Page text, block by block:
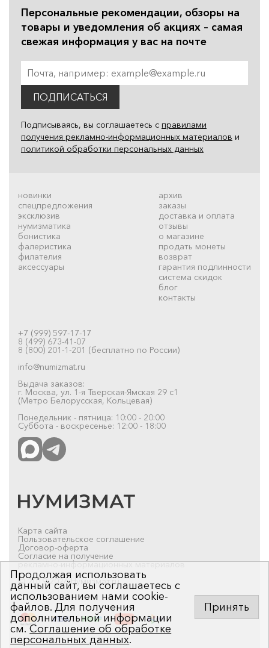
Персональные рекомендации, обзоры на
товары и уведомления об акциях – самая
свежая информация у вас на почте
ПОДПИСАТЬСЯ
Подписываясь, вы соглашаетесь с правилами
получения рекламно-информационных материалов и
политикой обработки персональных данных
новинки
спецпредложения
эксклюзив
нумизматика
бонистика
фалеристика
филателия
аксессуары
архив
заказы
доставка и оплата
отзывы
о магазине
продать монеты
возврат
гарантия подлинности
система скидок
блог
контакты
+7 (999) 597-17-17
8 (499) 673-41-07
8 (800) 201-1-201 (бесплатно по России)
info@numizmat.ru
Выдача заказов:
г. Москва, ул. 1-я Тверская-Ямская 29 с1
(Метро Белорусская, Кольцевая)
Понедельник - пятница: 10:00 - 20:00
Суббота - воскресенье: 12:00 - 18:00
Карта сайта
Пользовательское соглашение
Договор-оферта
Согласие на получение
рекламно-информационных материалов
© 2019-2026 Нумизмат.ru
Продолжая использовать
данный сайт, вы соглашаетесь с
использованием нами cookie-
файлов. Для получения
дополнительной информации
см.Соглашение об обработке
персональных данных.
Принять